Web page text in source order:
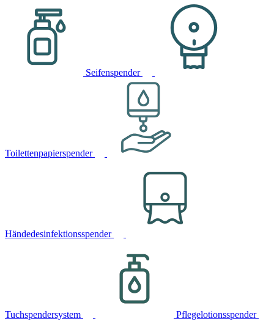
Seifenspender
Toilettenpapierspender
Händedesinfektionsspender
Tuchspendersystem Pflegelotionsspender